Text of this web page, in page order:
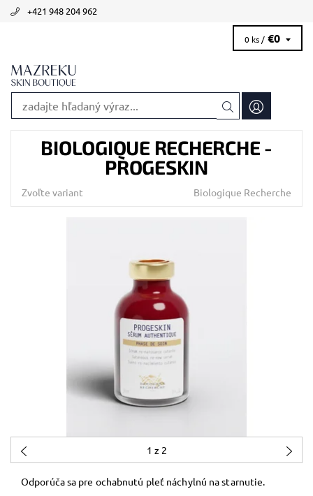
+421 948 204 962
0 ks / €0
BIOLOGIQUE RECHERCHE -
PROGESKIN
Zvoľte variant Biologique Recherche
1 z 2
Odporúča sa pre ochabnutú pleť náchylnú na starnutie.